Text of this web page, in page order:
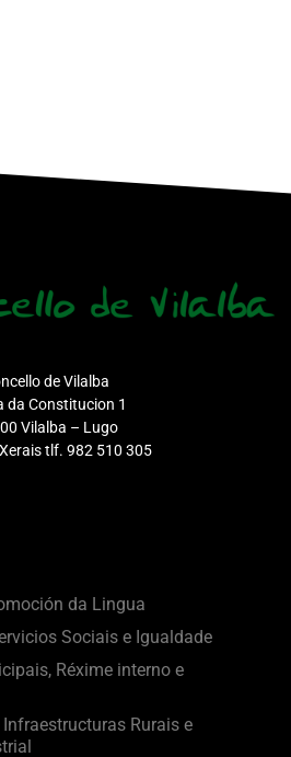
de Vilalba
da Constitucion 1
Vilalba – Lugo
tlf. 982 510 305
da Lingua
Sociais e Igualdade
Réxime interno e
Rurais e